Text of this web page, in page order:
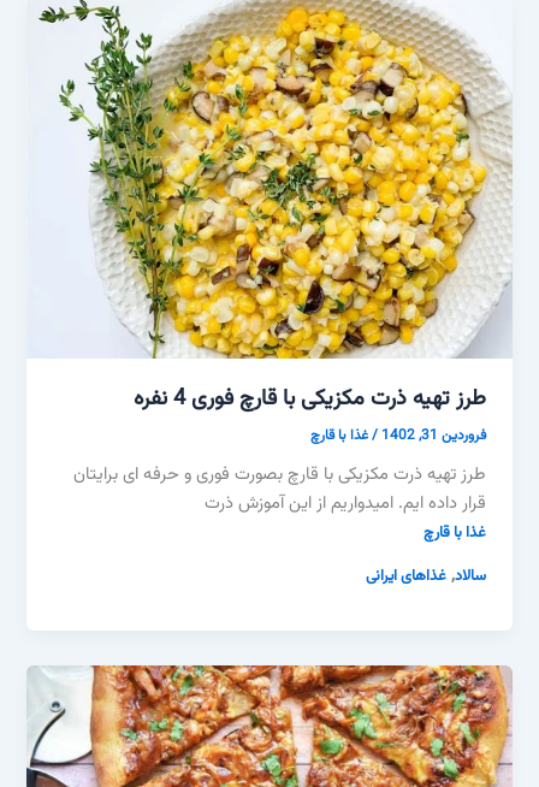
طرز تهیه ذرت مکزیکی با قارچ فوری 4 نفره
فروردین 31, 1402 /غذا با قارچ
طرز تهیه ذرت مکزیکی با قارچ بصورت فوری و حرفه ای برایتان
قرار داده ایم. امیدواریم از این آموزش ذرت
غذا با قارچ
سالاد,غذاهای ایرانی